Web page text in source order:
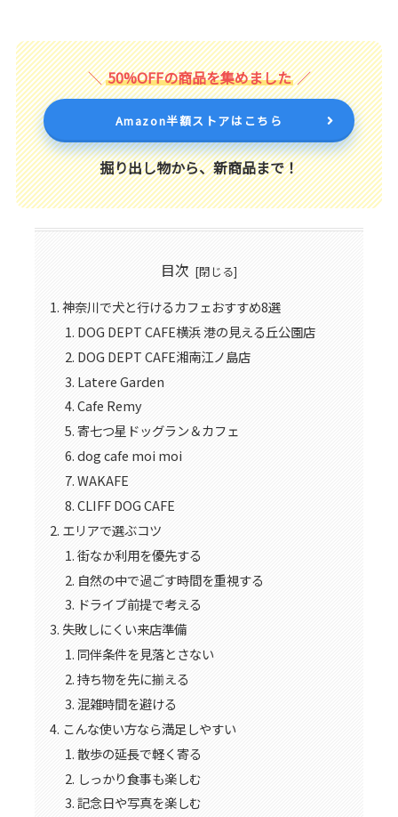
50%OFFの商品を集めました
Amazon半額ストアはこちら
掘り出し物から、新商品まで！
目次
神奈川で犬と行けるカフェおすすめ8選
DOG DEPT CAFE横浜 港の見える丘公園店
DOG DEPT CAFE湘南江ノ島店
Latere Garden
Cafe Remy
寄七つ星ドッグラン＆カフェ
dog cafe moi moi
WAKAFE
CLIFF DOG CAFE
エリアで選ぶコツ
街なか利用を優先する
自然の中で過ごす時間を重視する
ドライブ前提で考える
失敗しにくい来店準備
同伴条件を見落とさない
持ち物を先に揃える
混雑時間を避ける
こんな使い方なら満足しやすい
散歩の延長で軽く寄る
しっかり食事も楽しむ
記念日や写真を楽しむ